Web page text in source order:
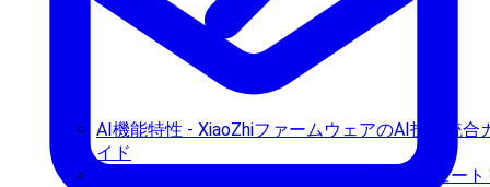
AI機能特性 - XiaoZhiファームウェアのAI技術統合
イド
使用ガイド - XiaoZhi AI音声ロボット使用チュート